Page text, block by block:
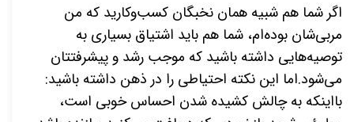
اگر شما هم شبیه همان نخبگان کسب‌وکارید که من
مربی‌شان بوده‌ام، شما هم باید اشتیاق بسیاری به
توصیه‌هایی داشته باشید که موجب رشد و پیشرفتتان
می‌شود.اما این نکته احتیاطی را در ذهن داشته باشید:
بااینکه به چالش کشیده شدن احساس خوبی است،